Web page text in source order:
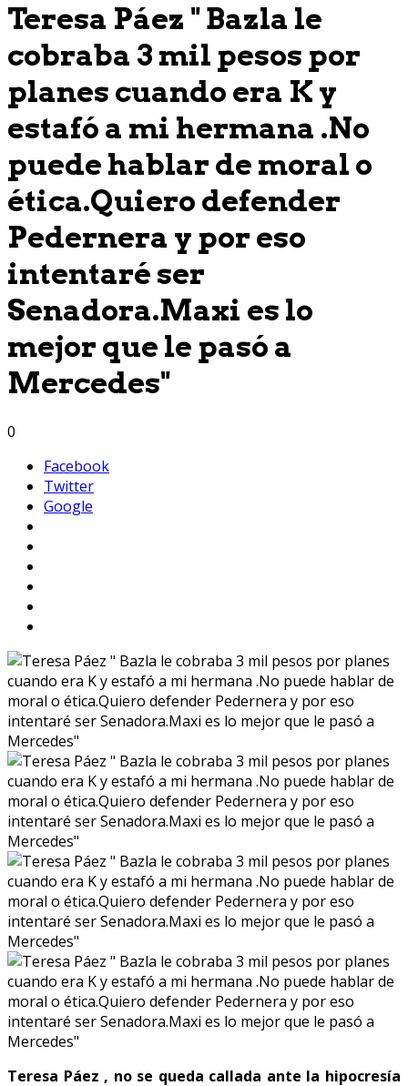
Teresa Páez " Bazla le
cobraba 3 mil pesos por
planes cuando era K y
estafó a mi hermana .No
puede hablar de moral o
ética.Quiero defender
Pedernera y por eso
intentaré ser
Senadora.Maxi es lo
mejor que le pasó a
Mercedes"
0
Facebook
Twitter
Google
Teresa Páez , no se queda callada ante la hipocresía